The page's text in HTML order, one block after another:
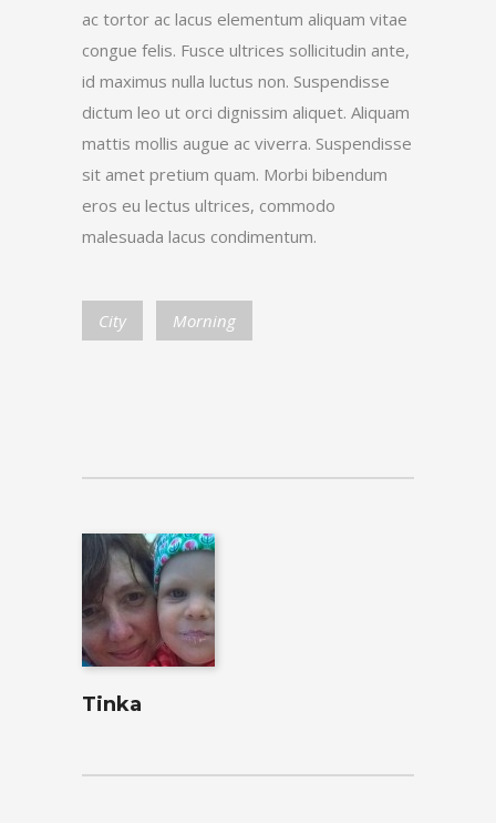
ac tortor ac lacus elementum aliquam vitae
congue felis. Fusce ultrices sollicitudin ante,
id maximus nulla luctus non. Suspendisse
dictum leo ut orci dignissim aliquet. Aliquam
mattis mollis augue ac viverra. Suspendisse
sit amet pretium quam. Morbi bibendum
eros eu lectus ultrices, commodo
malesuada lacus condimentum.
City Morning
Tinka